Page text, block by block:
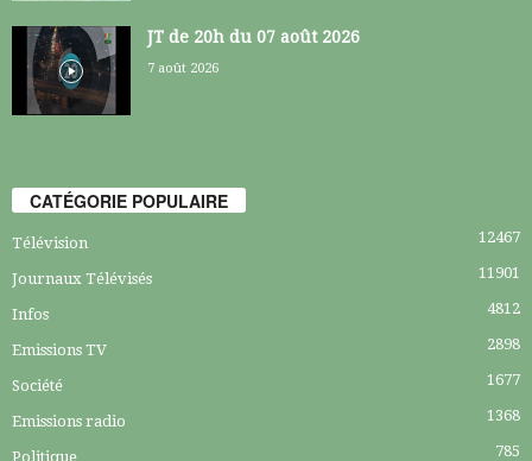
JT de 20h du 07 août 2026
7 août 2026
CATÉGORIE POPULAIRE
Télévision 12467
Journaux Télévisés 11901
Infos 4812
Emissions TV 2898
Société 1677
Emissions radio 1368
Politique 785